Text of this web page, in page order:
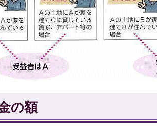
の額